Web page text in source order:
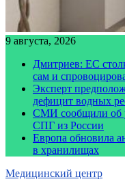
9 августа, 2026
Дмитриев: ЕС
сам и
Эксперт
дефицит водных
СМИ сообщили об
СПГ из России
Европа обновила
в хранилищах
Медицинский центр